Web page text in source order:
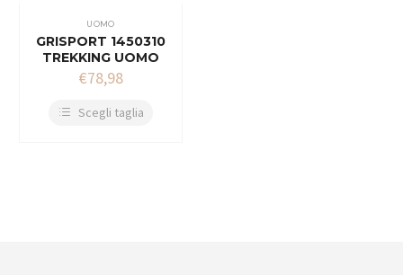
UOMO
GRISPORT 1450310
TREKKING UOMO
€78,98
Scegli taglia